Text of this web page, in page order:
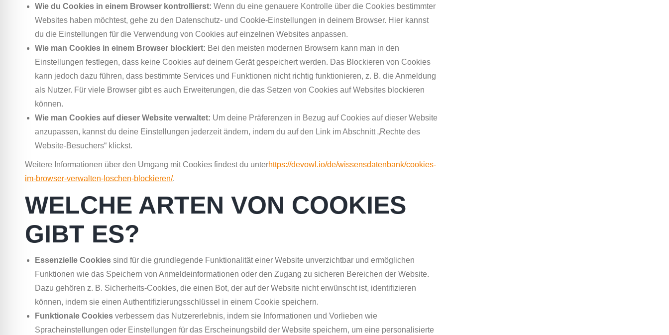
Wie du Cookies in einem Browser kontrollierst: Wenn du eine genauere Kontrolle über die Cookies bestimmter
Websites haben möchtest, gehe zu den Datenschutz- und Cookie-Einstellungen in deinem Browser. Hier kannst
du die Einstellungen für die Verwendung von Cookies auf einzelnen Websites anpassen.
Wie man Cookies in einem Browser blockiert: Bei den meisten modernen Browsern kann man in den
Einstellungen festlegen, dass keine Cookies auf deinem Gerät gespeichert werden. Das Blockieren von Cookies
kann jedoch dazu führen, dass bestimmte Services und Funktionen nicht richtig funktionieren, z. B. die Anmeldung
als Nutzer. Für viele Browser gibt es auch Erweiterungen, die das Setzen von Cookies auf Websites blockieren
können.
Wie man Cookies auf dieser Website verwaltet: Um deine Präferenzen in Bezug auf Cookies auf dieser Website
anzupassen, kannst du deine Einstellungen jederzeit ändern, indem du auf den Link im Abschnitt „Rechte des
Website-Besuchers“ klickst.
Weitere Informationen über den Umgang mit Cookies findest du unterhttps://devowl.io/de/wissensdatenbank/cookies-
im-browser-verwalten-loschen-blockieren/.
WELCHE ARTEN VON COOKIES
GIBT ES?
Essenzielle Cookies sind für die grundlegende Funktionalität einer Website unverzichtbar und ermöglichen
Funktionen wie das Speichern von Anmeldeinformationen oder den Zugang zu sicheren Bereichen der Website.
Dazu gehören z. B. Sicherheits-Cookies, die einen Bot, der auf der Website nicht erwünscht ist, identifizieren
können, indem sie einen Authentifizierungsschlüssel in einem Cookie speichern.
Funktionale Cookies verbessern das Nutzererlebnis, indem sie Informationen und Vorlieben wie
Spracheinstellungen oder Einstellungen für das Erscheinungsbild der Website speichern, um eine personalisierte